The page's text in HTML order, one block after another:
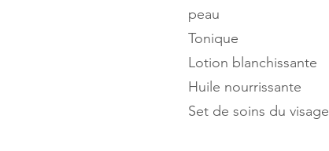
peau
Tonique
Lotion blanchissante
Huile nourrissante
Set de soins du visage